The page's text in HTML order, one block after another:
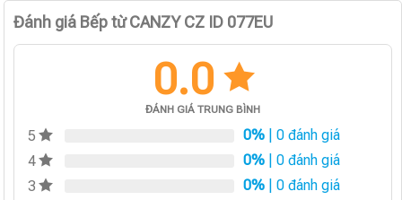
Đánh giá Bếp từ CANZY CZ ID 077EU
0.0
ĐÁNH GIÁ TRUNG BÌNH
5 0% | 0 đánh giá
4
0% | 0 đánh giá
3
0% | 0 đánh giá